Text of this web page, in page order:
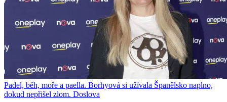
Padel, běh, moře a paella. Borhyová si užívala Španělsko naplno,
dokud nepřišel zlom. Doslova